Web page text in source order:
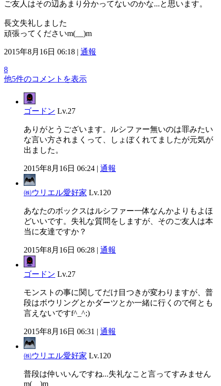
ご友人はその辺あまり分かってないのかな...と思います。
長文失礼しました
頑張ってくださいm(__)m
2015年8月16日 06:18 | 通報
8
他5件のコメントを表示
ゴードン Lv.27
ありがとうございます。ルシファー無いのは罪みたい
な言い方されまくって、しょぼくれてましたが元気が
出ました。
2015年8月16日 06:24 | 通報
㈱ウリエル愛好家 Lv.120
あなたのボックスはルシファー一体なんかよりもよほ
どいいです。失礼な質問をしますが、そのご友人は本
当に友達ですか？
2015年8月16日 06:28 | 通報
ゴードン Lv.27
モンストの事に関してだけ目つきが変わりますが、普
段はボウリングとかダーツとか一緒に行くので何とも
言えないですf^_^;)
2015年8月16日 06:31 | 通報
㈱ウリエル愛好家 Lv.120
普段は仲いいんですね...失礼なこと言ってすみません
m(__)m